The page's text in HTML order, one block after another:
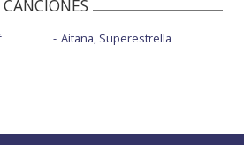
CANCIONES
Aitana, Superestrella